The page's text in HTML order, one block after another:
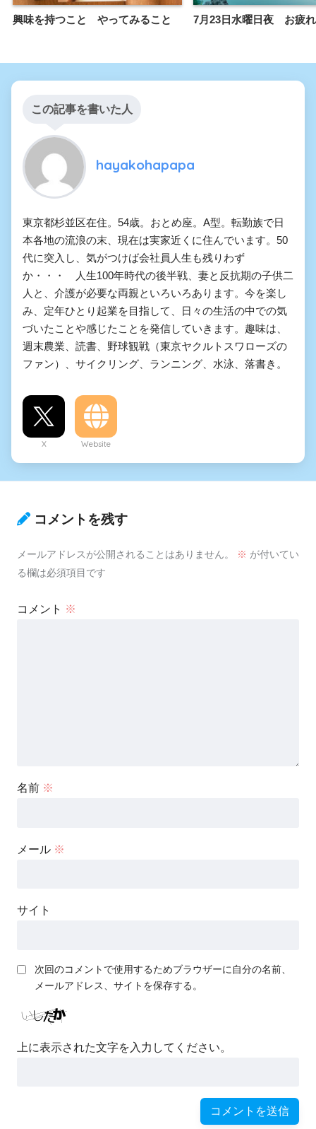
興味を持つこと やってみること 7月23日水曜日夜 お疲
この記事を書いた人
hayakohapapa
東京都杉並区在住。54歳。おとめ座。A型。転勤族で日
本各地の流浪の末、現在は実家近くに住んでいます。50
代に突入し、気がつけば会社員人生も残りわず
か・・・ 人生100年時代の後半戦、妻と反抗期の子供二
人と、介護が必要な両親といろいろあります。今を楽し
み、定年ひとり起業を目指して、日々の生活の中での気
づいたことや感じたことを発信していきます。趣味は、
週末農業、読書、野球観戦（東京ヤクルトスワローズの
ファン）、サイクリング、ランニング、水泳、落書き。
X Website
コメントを残す
メールアドレスが公開されることはありません。 ※ が付いてい
る欄は必須項目です
コメント ※
名前 ※
メール ※
サイト
次回のコメントで使用するためブラウザーに自分の名前、
メールアドレス、サイトを保存する。
上に表示された文字を入力してください。